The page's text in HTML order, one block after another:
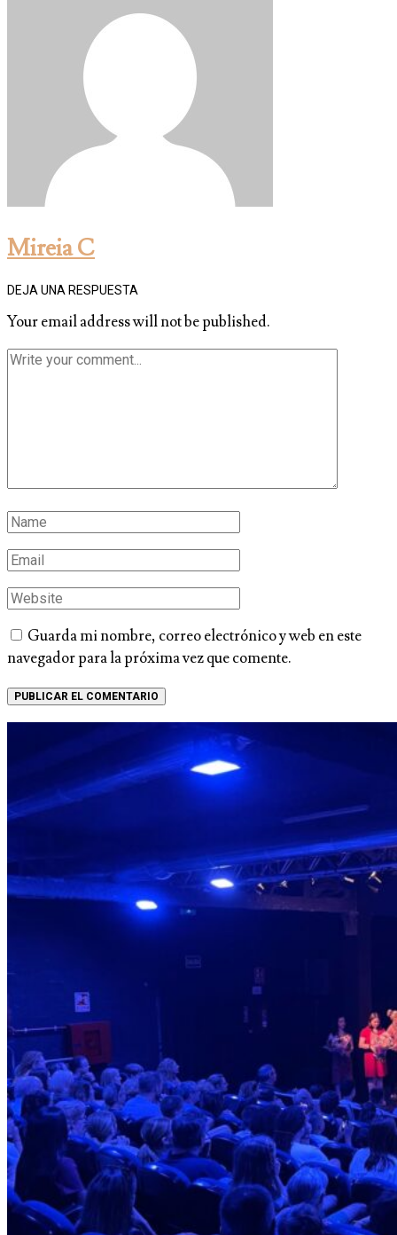
Mireia C
DEJA UNA RESPUESTA
Your email address will not be published.
Guarda mi nombre, correo electrónico y web en este
navegador para la próxima vez que comente.